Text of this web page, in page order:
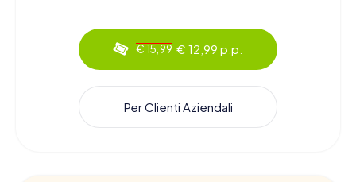
€ 15,99 € 12,99 p.p.
Per Clienti Aziendali